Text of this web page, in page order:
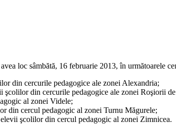
loc sâmbătă, 16 februarie 2013, în următoarele
din cercurile pedagogice ale zonei Alexandria;
din cercurile pedagogice ale zonei Roşiorii
al zonei Videle;
din cercul pedagogic al zonei Turnu Măgurele;
şcolilor din cercul pedagogic al zonei Zimnicea.